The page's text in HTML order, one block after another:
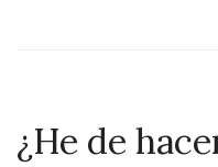
¿He de